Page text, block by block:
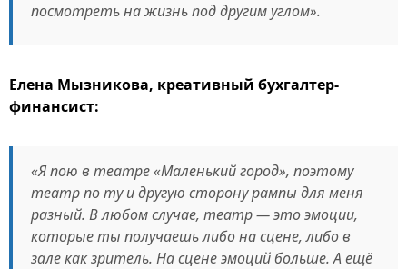
посмотреть на жизнь под другим углом».
Елена Мызникова, креативный бухгалтер-
финансист:
«Я пою в театре «Маленький город», поэтому
театр по ту и другую сторону рампы для меня
разный. В любом случае, театр — это эмоции,
которые ты получаешь либо на сцене, либо в
зале как зритель. На сцене эмоций больше. А ещё